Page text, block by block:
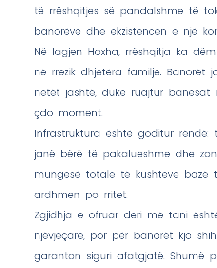
të rrëshqitjes së pandalshme të
banorëve dhe ekzistencën e një
Në lagjen Hoxha, rrëshqitja ka
në rrezik dhjetëra familje.
netët jashtë, duke ruajtur
çdo moment.
Infrastruktura është goditur
janë bërë të pakalueshme dhe
mungesë totale të kushteve bazë
ardhmen po rritet.
Zgjidhja e ofruar deri më tani
njëvjeçare, por për banorët kjo
garanton siguri afatgjatë. Shumë